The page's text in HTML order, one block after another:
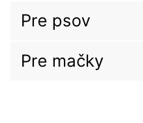
Pre psov
Pre mačky